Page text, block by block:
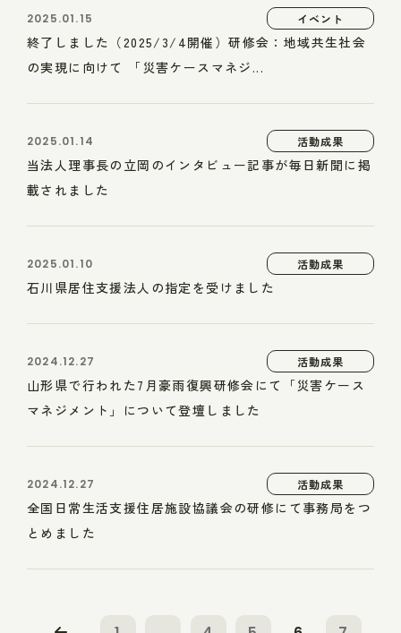
2025.01.15 イベント
終了しました（2025/3/4開催）研修会：地域共生社会
の実現に向けて 「災害ケースマネジ...
2025.01.14 活動成果
当法人理事長の立岡のインタビュー記事が毎日新聞に掲
載されました
2025.01.10 活動成果
石川県居住支援法人の指定を受けました
2024.12.27 活動成果
山形県で行われた7月豪雨復興研修会にて「災害ケース
マネジメント」について登壇しました
2024.12.27 活動成果
全国日常生活支援住居施設協議会の研修にて事務局をつ
とめました